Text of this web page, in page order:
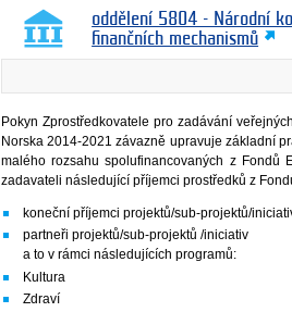
oddělení 5804 - Národní
finančních mechanismů
Pokyn Zprostředkovatele pro zadávání
Norska 2014-2021 závazně upravuje základní
malého rozsahu spolufinancovaných z
zadavateli následující příjemci prostředků z
koneční příjemci projektů/sub-projektů/
partneři projektů/sub-projektů /iniciativ
a to v rámci následujících programů:
Kultura
Zdraví